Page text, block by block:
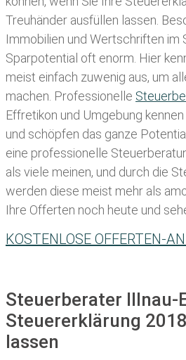
Treuhänder ausfüllen lassen .
Immobilien und Wertschriften im
Sparpotential oft enorm. Hier
meist einfach zuwenig aus, um
machen. Professionelle
Effretikon und Umgebung
und schöpfen das ganze
eine professionelle
als viele meinen, und durch die
werden diese meist mehr als
Ihre Offerten noch heute und
KOSTENLOSE OFFERTEN-
Steuerberater Illnau-
Steuererklärung
lassen